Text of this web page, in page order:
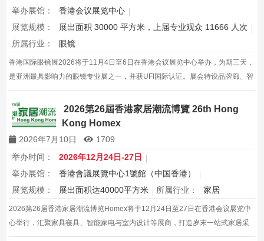
举办展馆：
香港会议展览中心
展览规模：
展出面积 30000 平方米，上届专业观众 11666 人次
所属行业：
眼镜
香港国际眼镜展2026将于11月4日至6日在香港会议展览中心举办，为期三天，
是亚洲最具影响力的眼镜专业展之一，并获UFI国际认证。展会特设品牌廊、智
能眼镜专区与多国展馆，汇聚全球视光产品供应商，并配套眼镜汇演与行业论
坛，为展商与买家创造高效的跨境商贸与合作机…
2026第26屆香港家居潮流博覽 26th Hong
Kong Homex
2026年7月10日
1709
举办时间：
2026年12月24日-27日
举办展馆：
香港會議展覽中心1號館（中国香港）
展览规模：
展出面积达40000平方米 所属行业： 家居
2026第26届香港家居潮流博览Homex将于12月24日至27日在香港会议展览中
心举行，汇聚家具寝具、智能家电与室内设计等展商，打造岁末一站式家居采
购与灵感盛会，欢迎本地家庭与海内外买家入场挑选心仪家居好物，共度温馨